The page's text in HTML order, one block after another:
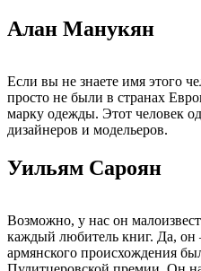
Алан Манукян
Если вы не знаете имя этого
просто не были в странах
марку одежды. Этот человек
дизайнеров и модельеров.
Уильям Сароян
Возможно, у нас он
каждый любитель книг. Да, он
армянского происхождения